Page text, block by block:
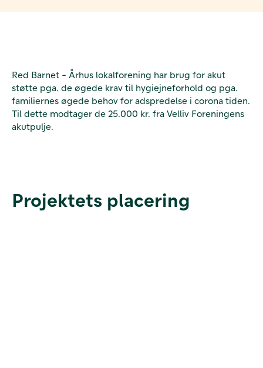
Red Barnet - Århus lokalforening har brug for akut
støtte pga. de øgede krav til hygiejneforhold og pga.
familiernes øgede behov for adspredelse i corona tiden.
Til dette modtager de 25.000 kr. fra Velliv Foreningens
akutpulje.
Projektets placering